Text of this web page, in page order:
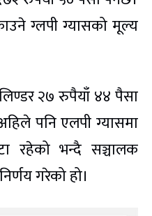
ग्लपी ग्यासको मूल्य
२७ रुपैयाँ ४४ पैसा
पनि एलपी ग्यासमा
रहेको भन्दै सञ्चालक
गरेको हो।